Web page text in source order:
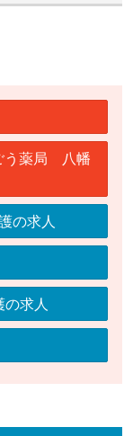
う薬局 八幡
の求人
求人